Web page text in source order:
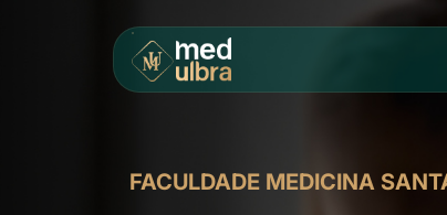
FACULDADE MEDICINA